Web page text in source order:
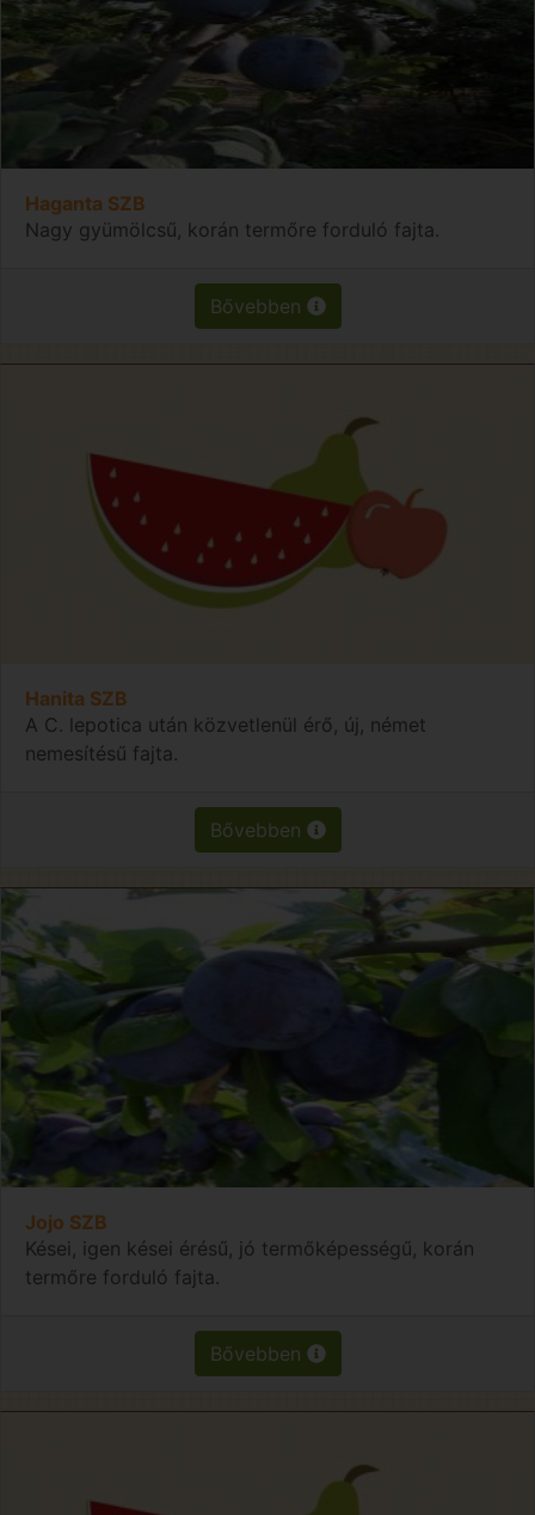
Haganta SZB
Nagy gyümölcsű, korán termőre forduló fajta.
Bővebben
Hanita SZB
A C. lepotica után közvetlenül érő, új, német
nemesítésű fajta.
Bővebben
Jojo SZB
Kései, igen kései érésű, jó termőképességű, korán
termőre forduló fajta.
Bővebben